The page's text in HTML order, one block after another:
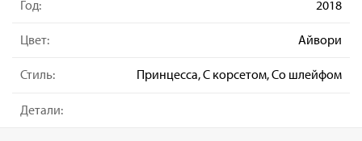
Год: 2018
Цвет: Айвори
Стиль: Принцесса, С корсетом, Со шлейфом
Детали: